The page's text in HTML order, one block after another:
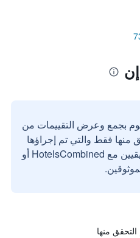
بجمع وعرض التقييمات من
منها فقط والتي تم إجراؤها
بواسطة مستخدمين حقيقيين مع HotelsCombined أو